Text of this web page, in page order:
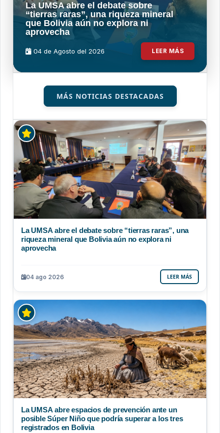
La UMSA abre el debate sobre
“tierras raras”, una riqueza mineral
que Bolivia aún no explora ni
aprovecha
04 de Agosto del 2026 LEER MÁS
MÁS NOTICIAS DESTACADAS
La UMSA abre el debate sobre “tierras raras”, una
riqueza mineral que Bolivia aún no explora ni
aprovecha
04 ago 2026 LEER MÁS
La UMSA abre espacios de prevención ante un
posible Súper Niño que podría superar a los tres
registrados en Bolivia